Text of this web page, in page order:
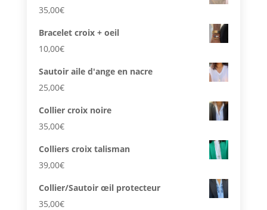
35,00€
Bracelet croix + oeil
10,00€
Sautoir aile d'ange en nacre
25,00€
Collier croix noire
35,00€
Colliers croix talisman
39,00€
Collier/Sautoir œil protecteur
35,00€